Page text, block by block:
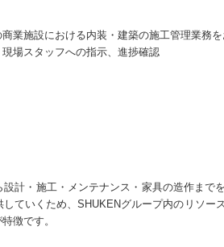
業施設における内装・建築の施工管理業務を
場スタッフへの指示、進捗確認
計・施工・メンテナンス・家具の造作まで
ていくため、SHUKENグループ内のリソー
徴です。